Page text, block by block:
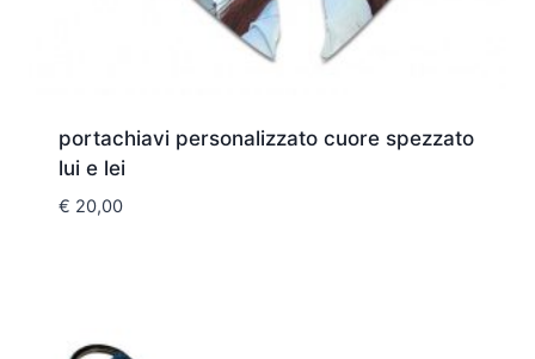
portachiavi personalizzato cuore spezzato
lui e lei
€ 20,00